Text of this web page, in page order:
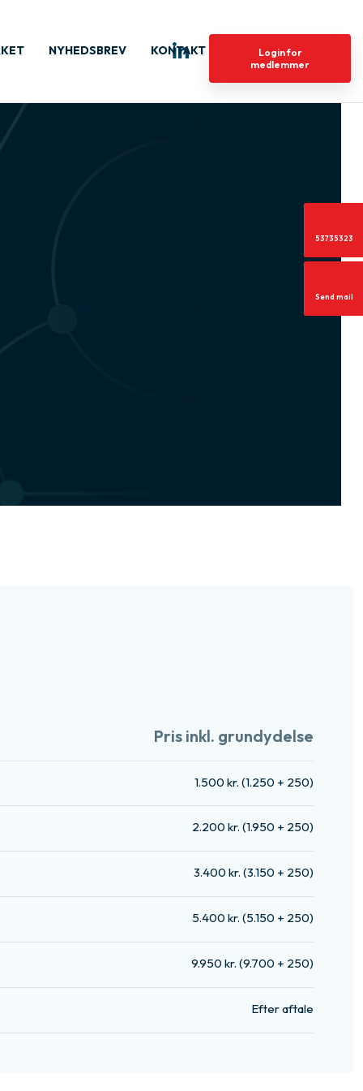
NYHEDSBREV KONTAKT
Login for
medlemmer
53735323
Send mail
Pris inkl. grundydelse
1.500 kr. (1.250 + 250)
2.200 kr. (1.950 + 250)
3.400 kr. (3.150 + 250)
5.400 kr. (5.150 + 250)
9.950 kr. (9.700 + 250)
Efter aftale